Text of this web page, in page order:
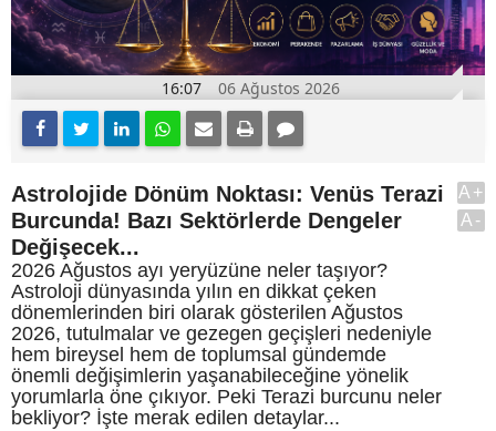
16:07 06 Ağustos 2026
Astrolojide Dönüm Noktası: Venüs Terazi
Burcunda! Bazı Sektörlerde Dengeler
Değişecek...
2026 Ağustos ayı yeryüzüne neler taşıyor?
Astroloji dünyasında yılın en dikkat çeken
dönemlerinden biri olarak gösterilen Ağustos
2026, tutulmalar ve gezegen geçişleri nedeniyle
hem bireysel hem de toplumsal gündemde
önemli değişimlerin yaşanabileceğine yönelik
yorumlarla öne çıkıyor. Peki Terazi burcunu neler
bekliyor? İşte merak edilen detaylar...
A+
A-